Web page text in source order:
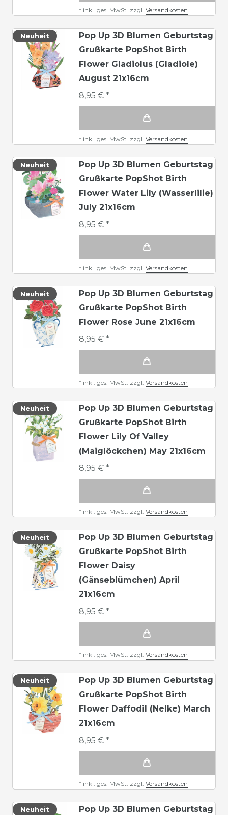
* inkl. ges. MwSt. zzgl. Versandkosten
Neuheit
Pop Up 3D Blumen Geburtstag
Grußkarte PopShot Birth
Flower Gladiolus (Gladiole)
August 21x16cm
8,95 € *
* inkl. ges. MwSt. zzgl. Versandkosten
Neuheit
Pop Up 3D Blumen Geburtstag
Grußkarte PopShot Birth
Flower Water Lily (Wasserlilie)
July 21x16cm
8,95 € *
* inkl. ges. MwSt. zzgl. Versandkosten
Neuheit
Pop Up 3D Blumen Geburtstag
Grußkarte PopShot Birth
Flower Rose June 21x16cm
8,95 € *
* inkl. ges. MwSt. zzgl. Versandkosten
Neuheit
Pop Up 3D Blumen Geburtstag
Grußkarte PopShot Birth
Flower Lily Of Valley
(Maiglöckchen) May 21x16cm
8,95 € *
* inkl. ges. MwSt. zzgl. Versandkosten
Neuheit
Pop Up 3D Blumen Geburtstag
Grußkarte PopShot Birth
Flower Daisy
(Gänseblümchen) April
21x16cm
8,95 € *
* inkl. ges. MwSt. zzgl. Versandkosten
Neuheit
Pop Up 3D Blumen Geburtstag
Grußkarte PopShot Birth
Flower Daffodil (Nelke) March
21x16cm
8,95 € *
* inkl. ges. MwSt. zzgl. Versandkosten
Neuheit Pop Up 3D Blumen Geburtstag